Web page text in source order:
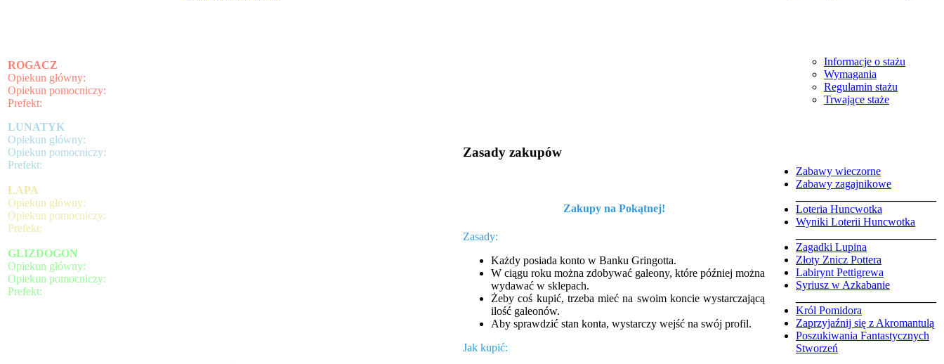
ROGACZ
Opiekun główny:
Opiekun pomocniczy:
Prefekt:
LUNATYK
Opiekun główny:
Opiekun pomocniczy:
Prefekt:
ŁAPA
Opiekun główny:
Opiekun pomocniczy:
Prefekt:
GLIZDOGON
Opiekun główny:
Opiekun pomocniczy:
Prefekt:
Zasady zakupów
Zakupy na Pokątnej!
Zasady:
Każdy posiada konto w Banku Gringotta.
W ciągu roku można zdobywać galeony, które później można
wydawać w sklepach.
Żeby coś kupić, trzeba mieć na swoim koncie wystarczającą
ilość galeonów.
Aby sprawdzić stan konta, wystarczy wejść na swój profil.
Jak kupić:
Informacje o stażu
Wymagania
Regulamin stażu
Trwające staże
Zabawy wieczorne
Zabawy zagajnikowe
Loteria Huncwotka
Wyniki Loterii Huncwotka
Zagadki Lupina
Złoty Znicz Pottera
Labirynt Pettigrewa
Syriusz w Azkabanie
Król Pomidora
Zaprzyjaźnij się z Akromantulą
Poszukiwania Fantastycznych
Stworzeń